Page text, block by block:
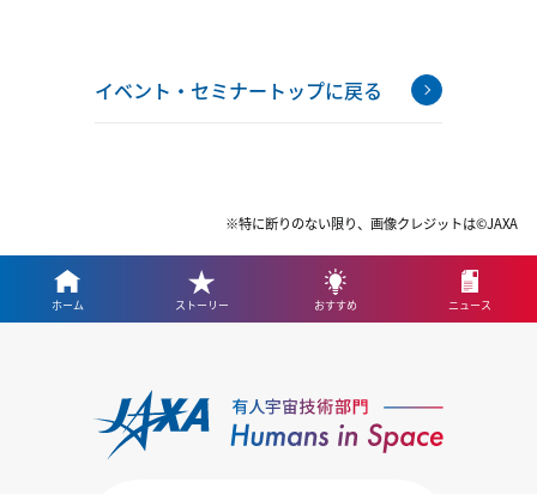
イベント・セミナートップに戻る
※特に断りのない限り、画像クレジットは©JAXA
ホーム ストーリー おすすめ ニュース